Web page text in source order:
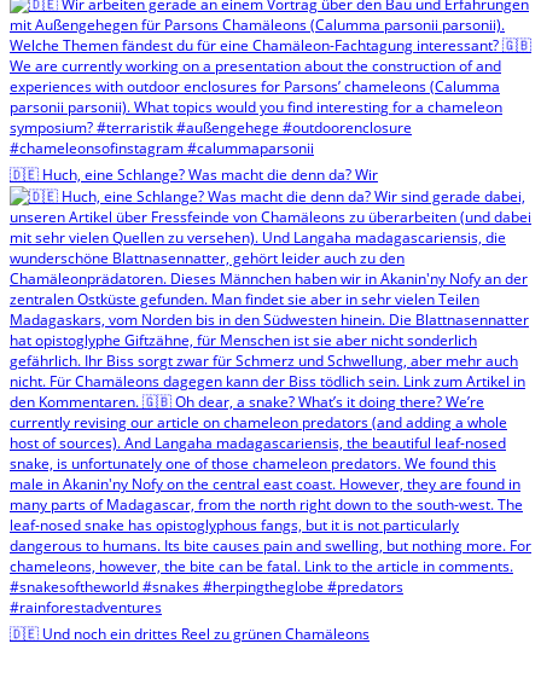
🇩🇪 Huch, eine Schlange? Was macht die denn da? Wir
🇩🇪 Und noch ein drittes Reel zu grünen Chamäleons